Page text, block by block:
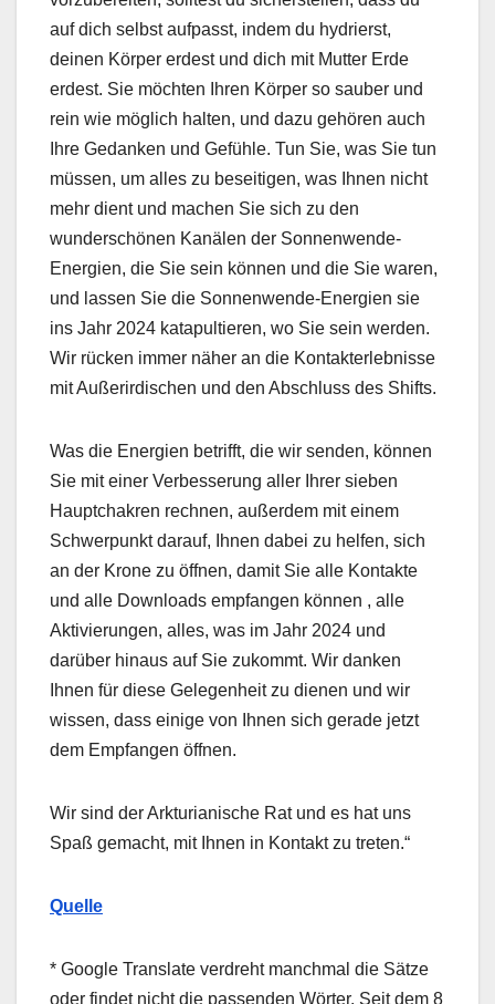
auf dich selbst aufpasst, indem du hydrierst,
deinen Körper erdest und dich mit Mutter Erde
erdest. Sie möchten Ihren Körper so sauber und
rein wie möglich halten, und dazu gehören auch
Ihre Gedanken und Gefühle. Tun Sie, was Sie tun
müssen, um alles zu beseitigen, was Ihnen nicht
mehr dient und machen Sie sich zu den
wunderschönen Kanälen der Sonnenwende-
Energien, die Sie sein können und die Sie waren,
und lassen Sie die Sonnenwende-Energien sie
ins Jahr 2024 katapultieren, wo Sie sein werden.
Wir rücken immer näher an die Kontakterlebnisse
mit Außerirdischen und den Abschluss des Shifts.
Was die Energien betrifft, die wir senden, können
Sie mit einer Verbesserung aller Ihrer sieben
Hauptchakren rechnen, außerdem mit einem
Schwerpunkt darauf, Ihnen dabei zu helfen, sich
an der Krone zu öffnen, damit Sie alle Kontakte
und alle Downloads empfangen können , alle
Aktivierungen, alles, was im Jahr 2024 und
darüber hinaus auf Sie zukommt. Wir danken
Ihnen für diese Gelegenheit zu dienen und wir
wissen, dass einige von Ihnen sich gerade jetzt
dem Empfangen öffnen.
Wir sind der Arkturianische Rat und es hat uns
Spaß gemacht, mit Ihnen in Kontakt zu treten.“
Quelle
* Google Translate verdreht manchmal die Sätze
oder findet nicht die passenden Wörter. Seit dem 8